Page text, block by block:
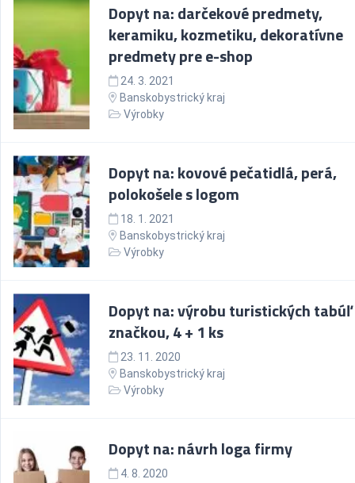
Dopyt na: darčekové predmety,
keramiku, kozmetiku, dekoratívne
predmety pre e-shop
24. 3. 2021
Banskobystrický kraj
Výrobky
Dopyt na: kovové pečatidlá, perá,
polokošele s logom
18. 1. 2021
Banskobystrický kraj
Výrobky
Dopyt na: výrobu turistických tabúľ
značkou, 4 + 1 ks
23. 11. 2020
Banskobystrický kraj
Výrobky
Dopyt na: návrh loga firmy
4. 8. 2020